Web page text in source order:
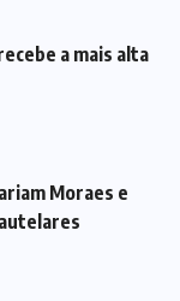
a mais alta
Moraes e